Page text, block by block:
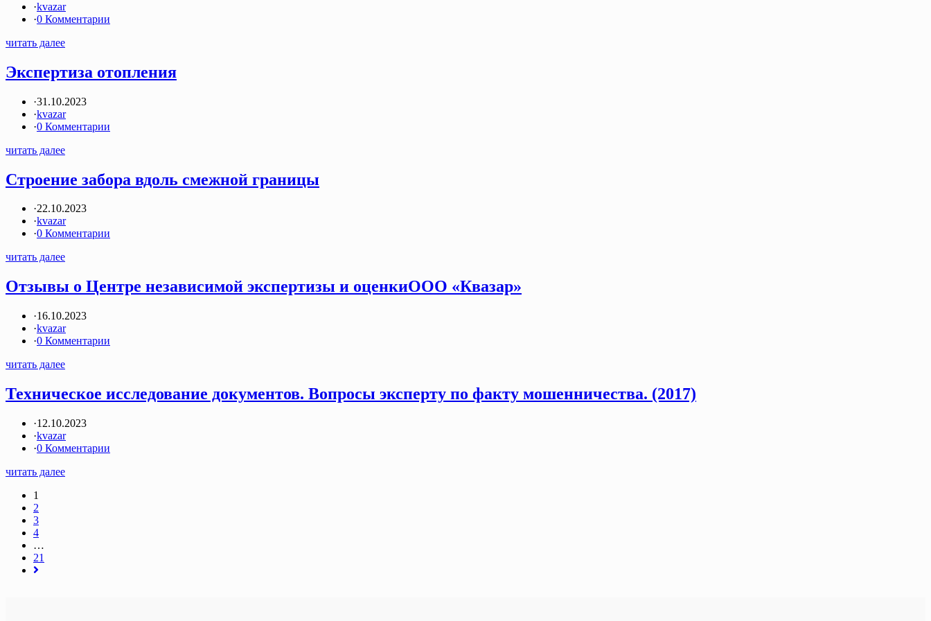
·kvazar
·0 Комментарии
читать далее
Экспертиза отопления
·31.10.2023
·kvazar
·0 Комментарии
читать далее
Строение забора вдоль смежной границы
·22.10.2023
·kvazar
·0 Комментарии
читать далее
Отзывы о Центре независимой экспертизы и оценкиООО «Квазар»
·16.10.2023
·kvazar
·0 Комментарии
читать далее
Техническое исследование документов. Вопросы эксперту по факту мошенничества. (2017)
·12.10.2023
·kvazar
·0 Комментарии
читать далее
1
2
3
4
…
21